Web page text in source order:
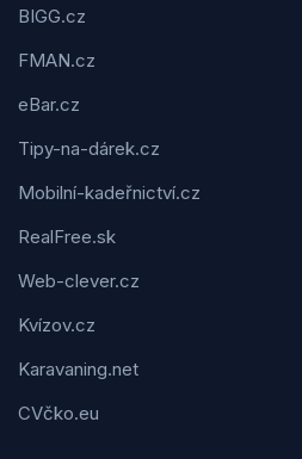
BIGG.cz
FMAN.cz
eBar.cz
Tipy-na-dárek.cz
Mobilní-kadeřnictví.cz
RealFree.sk
Web-clever.cz
Kvízov.cz
Karavaning.net
CVčko.eu